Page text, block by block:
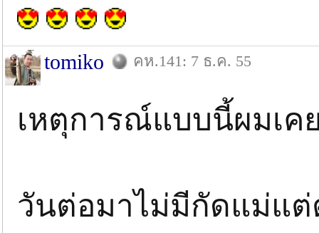
tomiko คห.141: 7 ธ.ค. 55
เหตุการณ์แบบนี้ผมเค
วันต่อมาไม่มีกัดแม่แต่